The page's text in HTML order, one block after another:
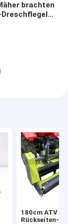
brachten
180cm ATV
Rückseiten-